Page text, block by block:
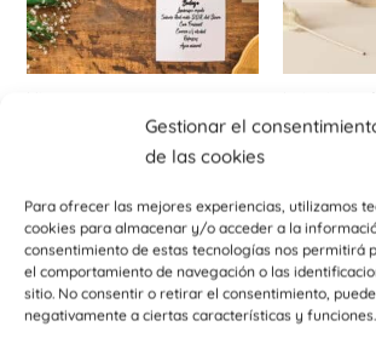
Gestionar el
de las cookies
Para ofrecer las mejores experiencias, utilizamos
cookies para almacenar y/o acceder a la
consentimiento de estas tecnologías nos permitirá
el comportamiento de navegación o las
sitio. No consentir o retirar el consentimiento,
negativamente a ciertas características y funciones.
Minuta Watercolor
Añadir al
carrito
Invitaciones
Invitación